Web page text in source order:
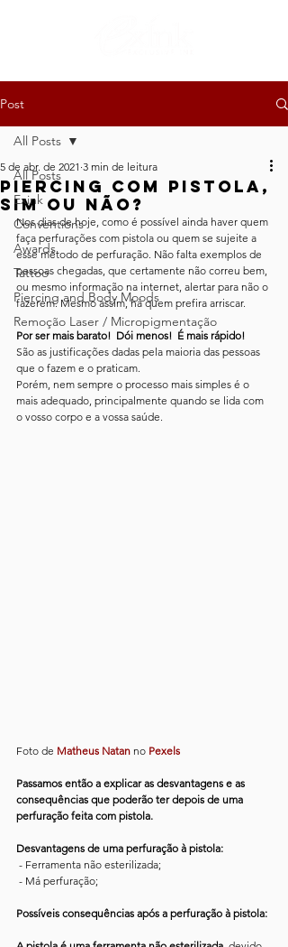
Post
All Posts
Exink
Conventions
Awards
Tattoo
Piercing and Body Moods
Remoção Laser / Micropigmentação
All Posts
Piercing com Pistola,
Sim ou Não?
5 de abr. de 2021 3 min de leitura
Nos dias de hoje, como é possível ainda haver quem
faça perfurações com pistola ou quem se sujeite a
esse método de perfuração. Não falta exemplos de
pessoas chegadas, que certamente não correu bem,
ou mesmo informação na internet, alertar para não o
fazerem. Mesmo assim, há quem prefira arriscar.
Por ser mais barato!  Dói menos!  É mais rápido!
São as justificações dadas pela maioria das pessoas
que o fazem e o praticam.
Porém, nem sempre o processo mais simples é o
mais adequado, principalmente quando se lida com
o vosso corpo e a vossa saúde.
Foto de Matheus Natan no Pexels
Passamos então a explicar as desvantagens e as
consequências que poderão ter depois de uma
perfuração feita com pistola.
Desvantagens de uma perfuração à pistola:
- Ferramenta não esterilizada;
- Má perfuração;
Possíveis consequências após a perfuração à pistola: